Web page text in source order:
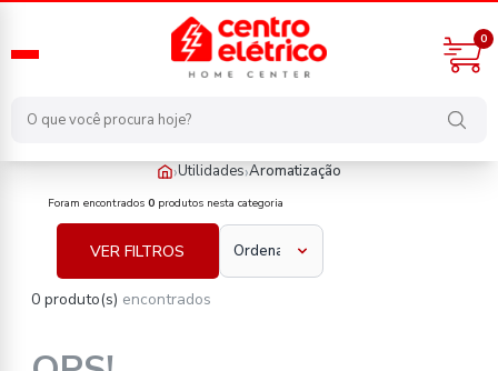
0
›Utilidades›Aromatização
utilidades/aromatizacao
Foram encontrados 0 produtos nesta categoria
VER FILTROS
0 produto(s) encontrados